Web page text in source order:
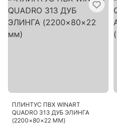
ПЛИНТУС ПВХ WINART
QUADRO 313 ДУБ ЭЛИНГА
(2200×80×22 ММ)